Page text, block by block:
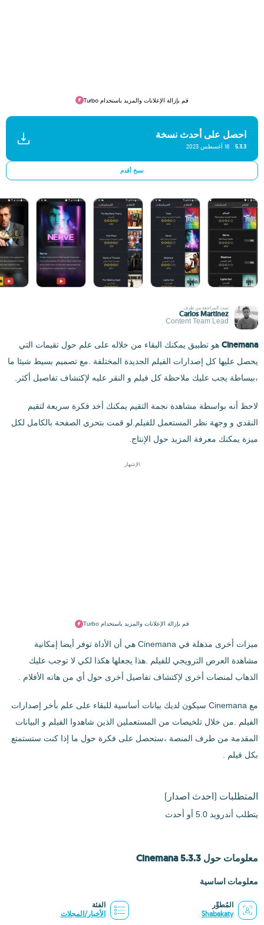
قم بإزالة الإعلانات والمزيد باستخدام Turbo
احصل على أحدث نسخة
5.3.3 16 أغسطس 2023
نسخ أقدم
تمت المراجعة من طرف
Carlos Martínez
Content Team Lead
Cinemana هو تطبيق يمكنك البقاء من خلاله على علم حول تقيمات التي
يحصل عليها كل إصدارات الفيلم الجديدة المختلفة .مع تصميم بسيط شيئا ما
،ببساطة يجب عليك ملاحظة كل فيلم و النقر عليه لإكتشاف تفاصيل أكثر.
لاحظ أنه بواسطة مشاهدة نجمة التقيم يمكنك أخد فكرة سريعة لتقيم
النقدي و وجهة نظر المستعمل للفيلم.لو قمت بتحري الصفحة بالكامل لكل
ميزة يمكنك معرفة المزيد حول الإنتاج.
الإشهار
قم بإزالة الإعلانات والمزيد باستخدام Turbo
ميزات أخرى مذهلة في Cinemana هي أن الأداة توفر أيضا إمكانية
مشاهدة العرض الترويجي للفيلم .هذا يجعلها هكذا لكي لا توجب عليك
الذهاب لمنصات أخرى لإكتشاف تفاصيل أخرى حول أي من هاته الأفلام .
مع Cinemana سيكون لديك بيانات أساسية للبقاء على علم بأخر إصدارات
الفيلم .من خلال تلخيصات من المستعملين الذين شاهدوا الفيلم و البيانات
المقدمة من طرف المنصة ،ستحصل على فكرة حول ما إذا كنت ستستمتع
بكل فيلم .
المتطلبات (احدث اصدار)
يتطلب أندرويد 5.0 أو أحدث
معلومات حول Cinemana 5.3.3
معلومات اساسية
المُطوِّر
Shabakaty
الفئة
الأخبار/المجلات